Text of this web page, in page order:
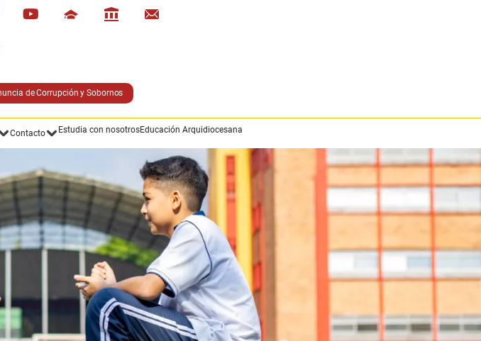
de Corrupción y Sobornos
Contacto Estudia con nosotrosEducación Arquidiocesana